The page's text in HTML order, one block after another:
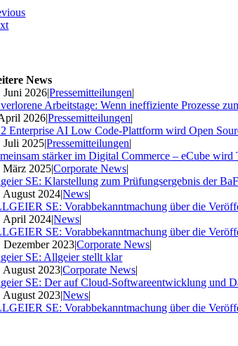
News
Juni 2026|Pressemitteilungen|
Arbeitstage: Wenn ineffiziente Prozesse
2026|Pressemitteilungen|
Enterprise AI Low Code-Plattform wird Open
Juli 2025|Pressemitteilungen|
stärker im Digital Commerce – eCube wird
März 2025|Corporate News|
SE: Klarstellung zum Prüfungsergebnis der
August 2024|News|
SE: Vorabbekanntmachung über die
April 2024|News|
SE: Vorabbekanntmachung über die
Dezember 2023|Corporate News|
SE: Allgeier stellt klar
August 2023|Corporate News|
SE: Der auf Cloud-Softwareentwicklung und
August 2023|News|
SE: Vorabbekanntmachung über die